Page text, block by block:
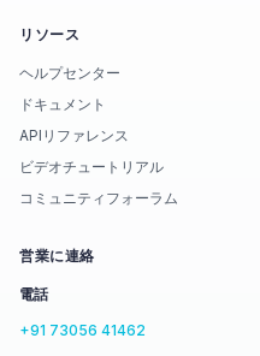
リソース
ヘルプセンター
ドキュメント
APIリファレンス
ビデオチュートリアル
コミュニティフォーラム
営業に連絡
電話
+91 73056 41462